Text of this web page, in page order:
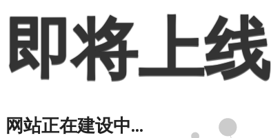
即将上线
网站正在建设中...